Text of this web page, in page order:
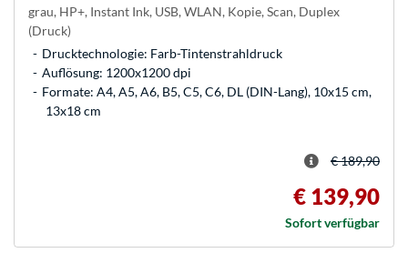
grau, HP+, Instant Ink, USB, WLAN, Kopie, Scan, Duplex
(Druck)
Drucktechnologie: Farb-Tintenstrahldruck
Auflösung: 1200x1200 dpi
Formate: A4, A5, A6, B5, C5, C6, DL (DIN-Lang), 10x15 cm,
13x18 cm
€ 189,90
€ 139,90
Sofort verfügbar